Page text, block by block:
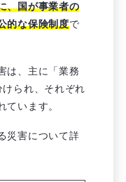
、国が事業者の
的な保険制度で
は、主に「業務
られ、それぞれ
ています。
災害について詳